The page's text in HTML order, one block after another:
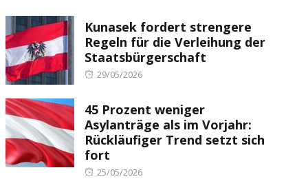
Kunasek fordert strengere
Regeln für die Verleihung der
Staatsbürgerschaft
Posted
29/05/2026
45 Prozent weniger
Asylanträge als im Vorjahr:
Rückläufiger Trend setzt sich
fort
Posted
25/05/2026